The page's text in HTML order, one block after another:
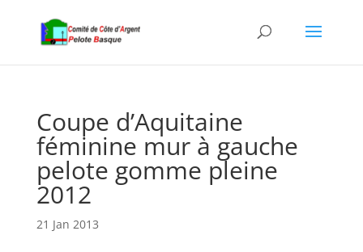
Coupe d’Aquitaine
féminine mur à gauche
pelote gomme pleine
2012
21 Jan 2013